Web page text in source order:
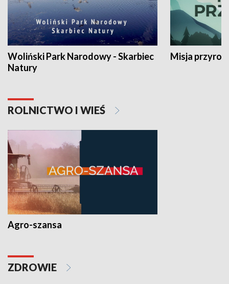
Woliński Park Narodowy - Skarbiec
Natury
Misja
ROLNICTWO I WIEŚ
Agro-szansa
ZDROWIE